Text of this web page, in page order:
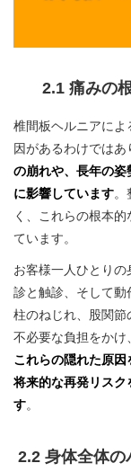
2.1 痛みの
椎間板ヘルニアに
因があるわけではあ
の崩れや、長年の
に影響しています。
く、これらの根本
ています。
お客様一人ひとり
診と触診、そして
柱のねじれ、股関節
不必要な負担をかけ
これらの隠れた原因
将来的な再発リスク
す。
2.2 身体全体の